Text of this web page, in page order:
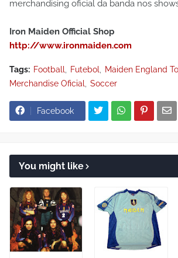
merchandising oficial da banda nos
Iron Maiden Official Shop
http://www.ironmaiden.com
Tags: Football Futebol Maiden England
Merchandise Oficial
Soccer
Facebook
You might like